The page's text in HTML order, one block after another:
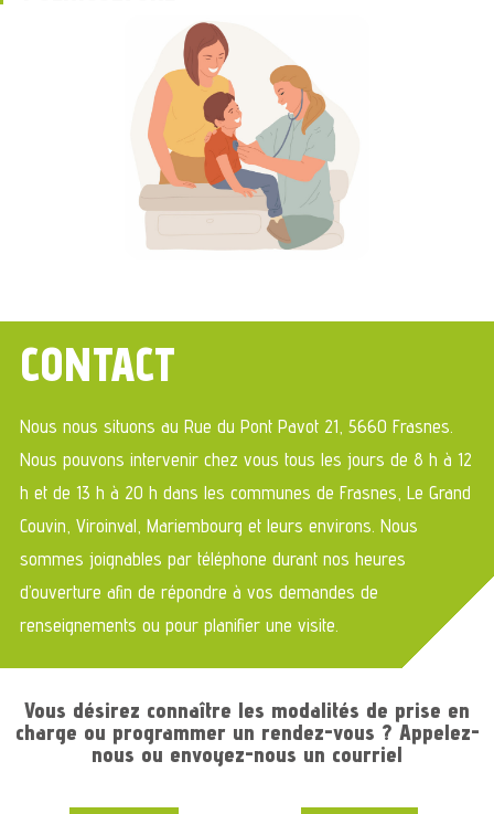
CONTACT
Nous nous situons au Rue du Pont Pavot 21, 5660 Frasnes.
Nous pouvons intervenir chez vous tous les jours de 8 h à 12
h et de 13 h à 20 h dans les communes de Frasnes, Le Grand
Couvin, Viroinval, Mariembourg et leurs environs. Nous
sommes joignables par téléphone durant nos heures
d’ouverture afin de répondre à vos demandes de
renseignements ou pour planifier une visite.
Vous désirez connaître les modalités de prise en
charge ou programmer un rendez-vous ? Appelez-
nous ou envoyez-nous un courriel